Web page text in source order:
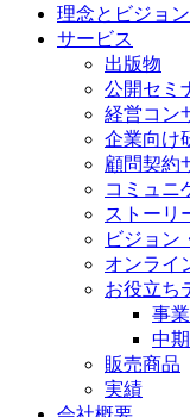
理念とビジョン
サービス
出版物
公開セミ
経営コン
企業向け
顧問契約
コミュニ
ストーリ
ビジョン
オンライ
お役立ち
事
中
販売商品
実績